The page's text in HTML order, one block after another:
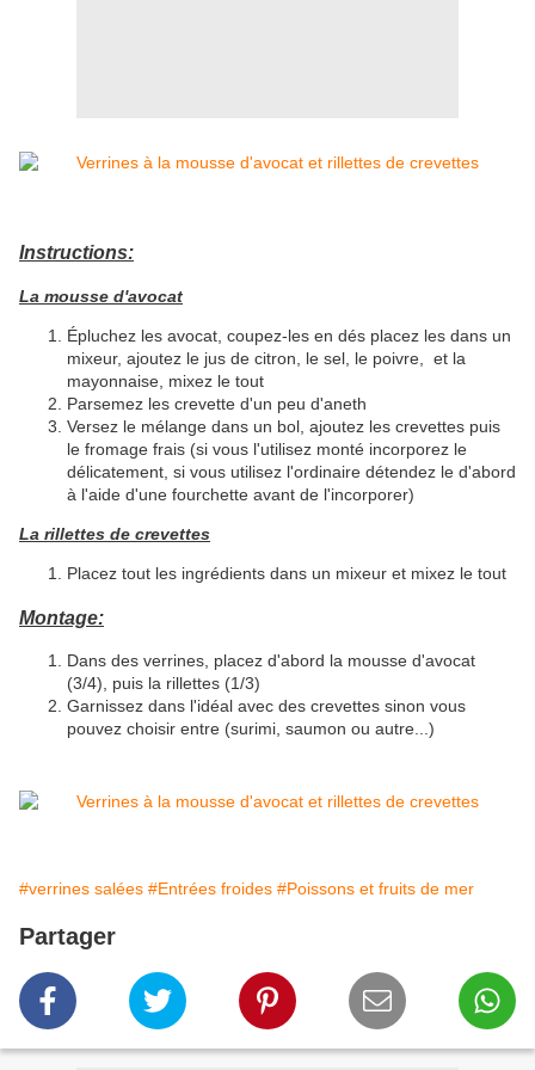
Instructions:
La mousse d'avocat
Épluchez les avocat, coupez-les en dés placez les dans un
mixeur, ajoutez le jus de citron, le sel, le poivre, et la
mayonnaise, mixez le tout
Parsemez les crevette d'un peu d'aneth
Versez le mélange dans un bol, ajoutez les crevettes puis
le fromage frais (si vous l'utilisez monté incorporez le
délicatement, si vous utilisez l'ordinaire détendez le d'abord
à l'aide d'une fourchette avant de l'incorporer)
La rillettes de crevettes
Placez tout les ingrédients dans un mixeur et mixez le tout
Montage:
Dans des verrines, placez d'abord la mousse d'avocat
(3/4), puis la rillettes (1/3)
Garnissez dans l'idéal avec des crevettes sinon vous
pouvez choisir entre (surimi, saumon ou autre...)
#verrines salées #Entrées froides #Poissons et fruits de mer
Partager